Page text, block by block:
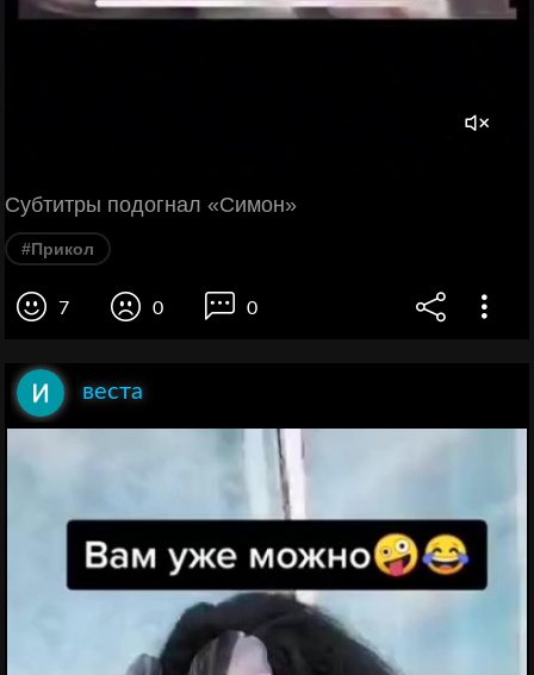
Субтитры подогнал «Симон»
#Прикол
7 0 0
веста